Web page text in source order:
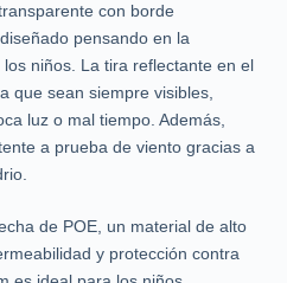
con borde
pensando en la
niños. La tira reflectante en el
que sean siempre visibles,
luz o mal tiempo. Además,
a prueba de viento gracias a
de POE, un material de alto
y protección contra